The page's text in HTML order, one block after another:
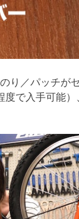
り／パッチが
で入手可能